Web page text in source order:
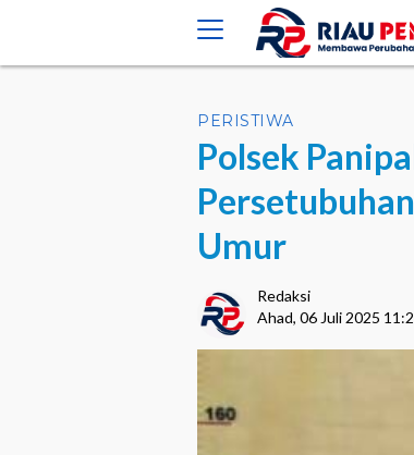
PERISTIWA
Polsek
Umur
Redaksi
Ahad, 06 Juli 2025